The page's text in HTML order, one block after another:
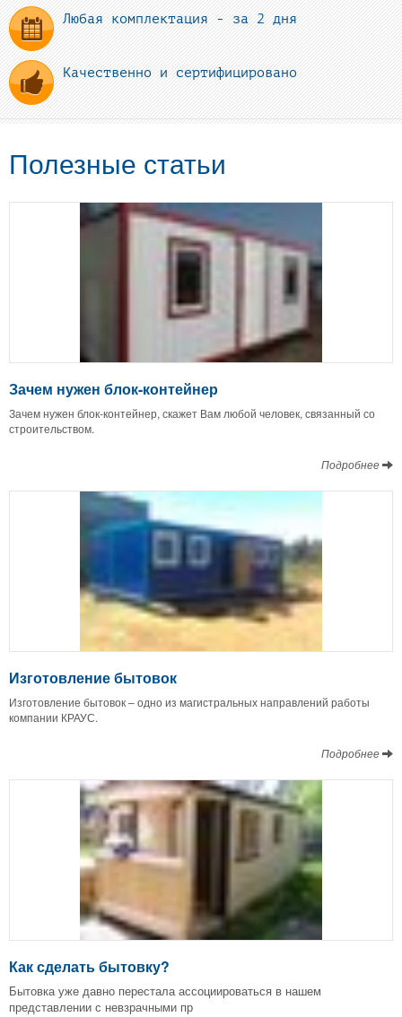
Любая комплектация - за 2 дня
Качественно и сертифицировано
Полезные статьи
Зачем нужен блок-контейнер
Зачем нужен блок-контейнер, скажет Вам любой человек, связанный со
строительством.
Подробнее
Изготовление бытовок
Изготовление бытовок – одно из магистральных направлений работы
компании КРАУС.
Подробнее
Как сделать бытовку?
Бытовка уже давно перестала ассоциироваться в нашем
представлении с невзрачными пр